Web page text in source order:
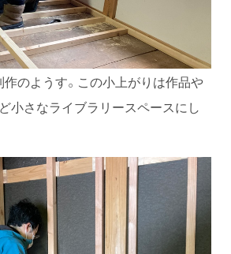
のようす。この小上がりは作品や
小さなライブラリースペースにし